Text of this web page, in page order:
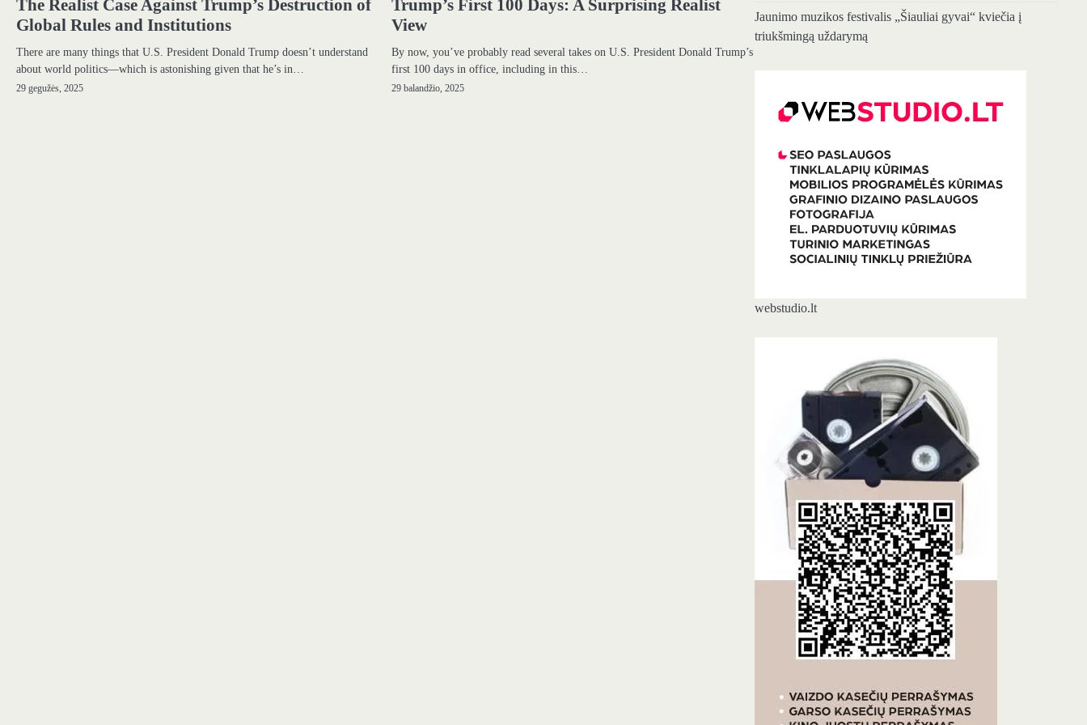
The Realist Case Against Trump’s Destruction of
Global Rules and Institutions
There are many things that U.S. President Donald Trump doesn’t understand
about world politics—which is astonishing given that he’s in…
29 gegužės, 2025
Trump’s First 100 Days: A Surprising Realist
View
By now, you’ve probably read several takes on U.S. President Donald Trump’s
first 100 days in office, including in this…
29 balandžio, 2025
Jaunimo muzikos festivalis „Šiauliai gyvai“ kviečia į
triukšmingą uždarymą
webstudio.lt